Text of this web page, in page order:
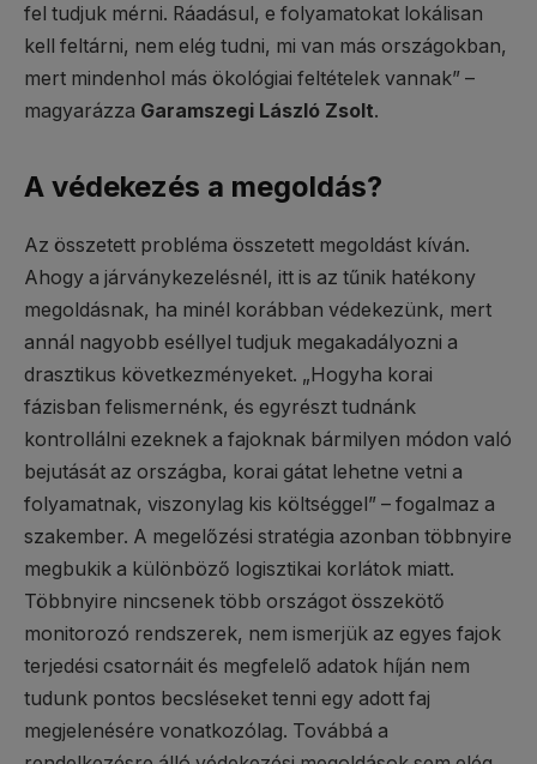
fel tudjuk mérni. Ráadásul, e folyamatokat lokálisan
kell feltárni, nem elég tudni, mi van más országokban,
mert mindenhol más ökológiai feltételek vannak” –
magyarázza Garamszegi László Zsolt.
A védekezés a megoldás?
Az összetett probléma összetett megoldást kíván.
Ahogy a járványkezelésnél, itt is az tűnik hatékony
megoldásnak, ha minél korábban védekezünk, mert
annál nagyobb eséllyel tudjuk megakadályozni a
drasztikus következményeket. „Hogyha korai
fázisban felismernénk, és egyrészt tudnánk
kontrollálni ezeknek a fajoknak bármilyen módon való
bejutását az országba, korai gátat lehetne vetni a
folyamatnak, viszonylag kis költséggel” – fogalmaz a
szakember. A megelőzési stratégia azonban többnyire
megbukik a különböző logisztikai korlátok miatt.
Többnyire nincsenek több országot összekötő
monitorozó rendszerek, nem ismerjük az egyes fajok
terjedési csatornáit és megfelelő adatok híján nem
tudunk pontos becsléseket tenni egy adott faj
megjelenésére vonatkozólag. Továbbá a